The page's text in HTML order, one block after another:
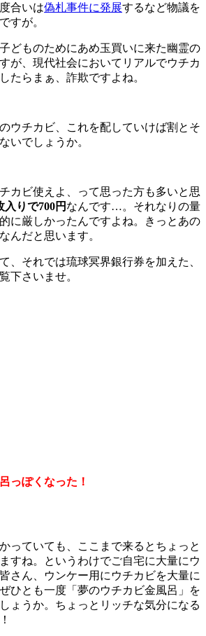
合いは偽札事件に発展するなど物議を
すが。
どものためにあめ玉買いに来た幽霊の
が、現代社会においてリアルでウチカ
たらまぁ、詐欺ですよね。
ウチカビ、これを配していけば割とそ
いでしょうか。
カビ使えよ、って思った方も多いと思
入りで700円 なんです…。それなりの量
に厳しかったんですよね。きっとあの
んだと思います。
、それでは琉球冥界銀行券を加えた、
下さいませ。
っぽくなった！
っていても、ここまで来るとちょっと
すね。というわけでご自宅に大量にウ
さん、ウンケー用にウチカビを大量に
ひとも一度「夢のウチカビ金風呂」を
ょうか。ちょっとリッチな気分になる